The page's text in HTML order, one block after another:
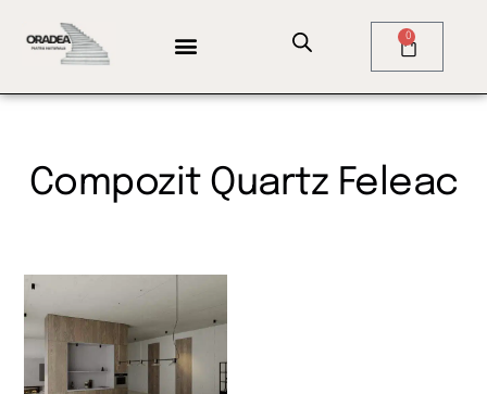
0
Compozit Quartz Feleac